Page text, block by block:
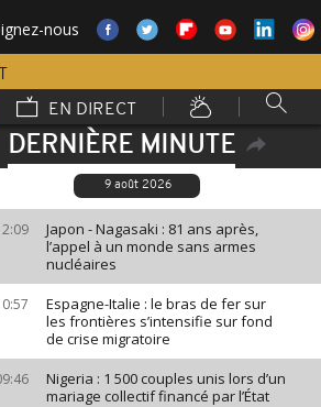
nous
EN DIRECT
DERNIÈRE MINUTE
9 août 2026
Japon - Nagasaki : 81 ans après,
l’appel à un monde sans armes
nucléaires
Espagne-Italie : le bras de fer sur
les frontières s’intensifie sur fond
de crise migratoire
Nigeria : 1 500 couples unis lors d’un
mariage collectif financé par l’État